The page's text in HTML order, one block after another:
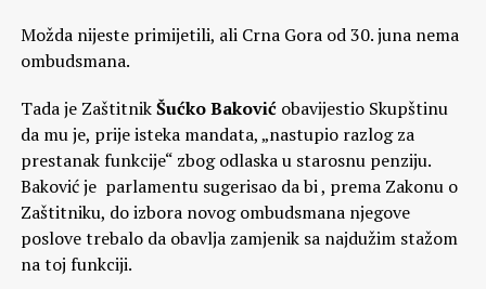
Možda nijeste primijetili, ali Crna Gora od 30. juna nema
ombudsmana.
Tada je ZaštitnikŠućko Baković obavijestio Skupštinu
da mu je, prije isteka mandata, „nastupio razlog za
prestanak funkcije“ zbog odlaska u starosnu penziju.
Baković je parlamentu sugerisao da bi , prema Zakonu o
Zaštitniku, do izbora novog ombudsmana njegove
poslove trebalo da obavlja zamjenik sa najdužim stažom
na toj funkciji.